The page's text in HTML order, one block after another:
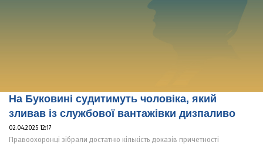
На Буковині судитимуть чоловіка, який
зливав із службової вантажівки дизпаливо
02.04.2025 12:17
Правоохоронці зібрали достатню кількість доказів причетності